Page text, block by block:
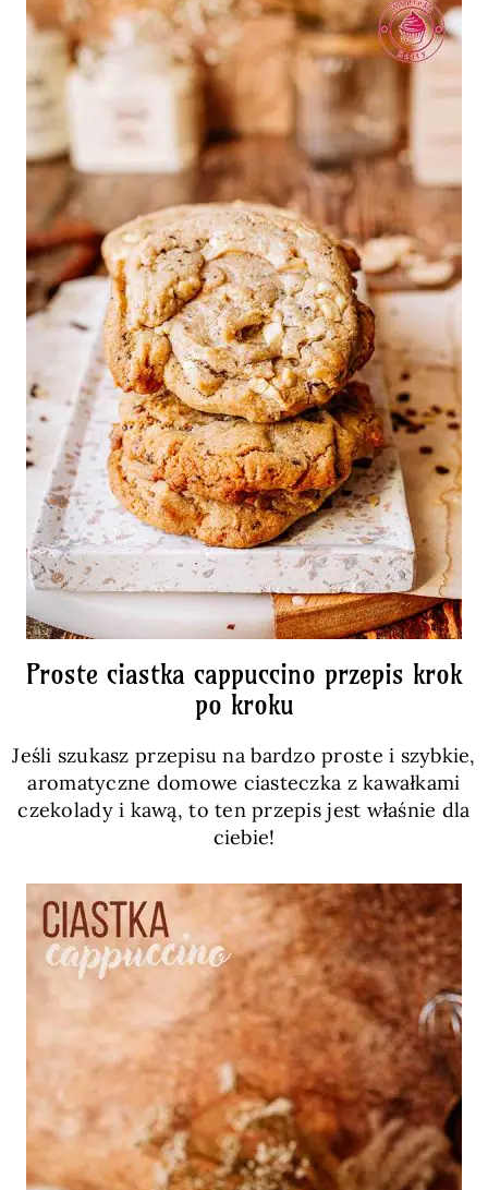
Proste ciastka cappuccino przepis krok
po kroku
Jeśli szukasz przepisu na bardzo proste i szybkie,
aromatyczne domowe ciasteczka z kawałkami
czekolady i kawą, to ten przepis jest właśnie dla
ciebie!